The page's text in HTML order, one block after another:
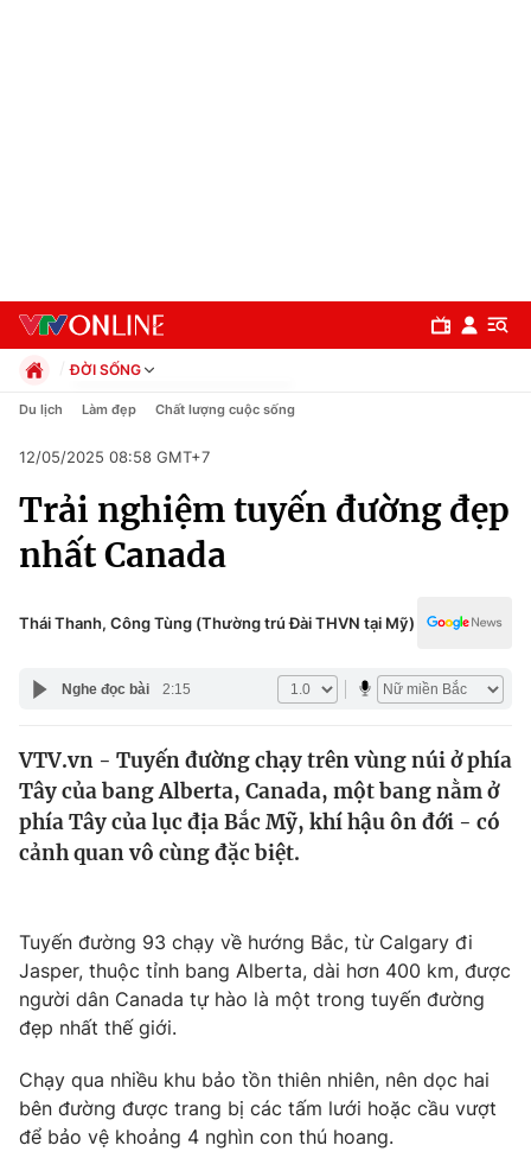
Chuyên mục
Chính trị
Pháp luật
Thế giới
Tin tức
Câu chuyện quốc tế
Tài chính
Thị trường
Góc doanh nghiệp
Dữ liệu và đời sống
Truyền hình
Phim VTV
Hậu trường
Giải trí
Điện ảnh
ĐỜI SỐNG
Chính trị
Pháp luật
Kinh tế
Thể thao
Truyền hình
Y tế
Công nghệ
Du lịch Làm đẹp Chất lượng cuộc sống
12/05/2025 08:58 GMT+7
Trải nghiệm tuyến đường đẹp
nhất Canada
Thái Thanh, Công Tùng (Thường trú Đài THVN tại Mỹ)
Nghe đọc bài 2:15
VTV.vn - Tuyến đường chạy trên vùng núi ở phía
Tây của bang Alberta, Canada, một bang nằm ở
phía Tây của lục địa Bắc Mỹ, khí hậu ôn đới - có
cảnh quan vô cùng đặc biệt.
Tuyến đường 93 chạy về hướng Bắc, từ Calgary đi
Jasper, thuộc tỉnh bang Alberta, dài hơn 400 km, được
người dân Canada tự hào là một trong tuyến đường
đẹp nhất thế giới.
Chạy qua nhiều khu bảo tồn thiên nhiên, nên dọc hai
bên đường được trang bị các tấm lưới hoặc cầu vượt
để bảo vệ khoảng 4 nghìn con thú hoang.